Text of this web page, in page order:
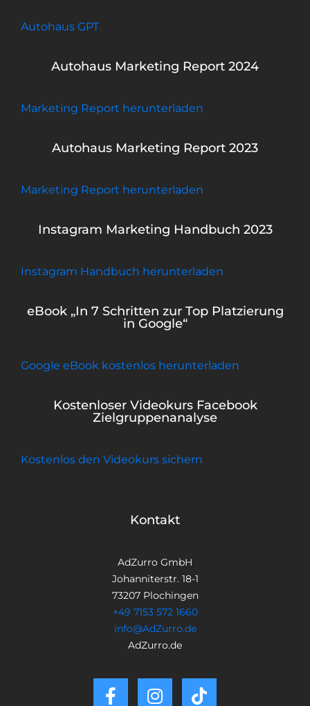
Autohaus GPT
Autohaus Marketing Report 2024
Marketing Report herunterladen
Autohaus Marketing Report 2023
Marketing Report herunterladen
Instagram Marketing Handbuch 2023
Instagram Handbuch herunterladen
eBook „In 7 Schritten zur Top Platzierung
in Google“
Google eBook kostenlos herunterladen
Kostenloser Videokurs Facebook
Zielgruppenanalyse
Kostenlos den Videokurs sichern
Kontakt
AdZurro GmbH
Johanniterstr. 18-1
73207 Plochingen
+49 7153 572 1660
info@AdZurro.de
AdZurro.de